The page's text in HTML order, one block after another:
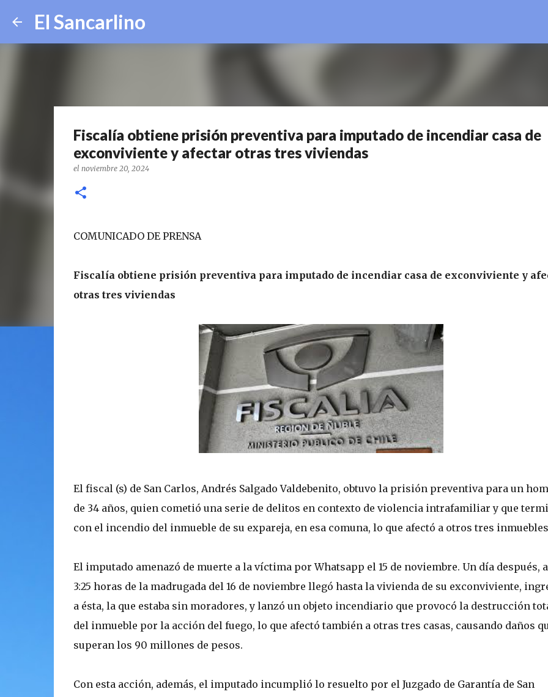
El Sancarlino
Fiscalía obtiene prisión preventiva para imputado de incendiar casa de
exconviviente y afectar otras tres viviendas
el noviembre 20, 2024
COMUNICADO DE PRENSA
Fiscalía obtiene prisión preventiva para imputado de incendiar casa de exconviviente y
otras tres viviendas
El fiscal (s) de San Carlos, Andrés Salgado Valdebenito, obtuvo la prisión preventiva para un
de 34 años, quien cometió una serie de delitos en contexto de violencia intrafamiliar y que
con el incendio del inmueble de su expareja, en esa comuna, lo que afectó a otros tres
El imputado amenazó de muerte a la víctima por Whatsapp el 15 de noviembre. Un día después,
3:25 horas de la madrugada del 16 de noviembre llegó hasta la vivienda de su exconviviente,
a ésta, la que estaba sin moradores, y lanzó un objeto incendiario que provocó la destrucción
del inmueble por la acción del fuego, lo que afectó también a otras tres casas, causando daños
superan los 90 millones de pesos.
Con esta acción, además, el imputado incumplió lo resuelto por el Juzgado de Garantía de San